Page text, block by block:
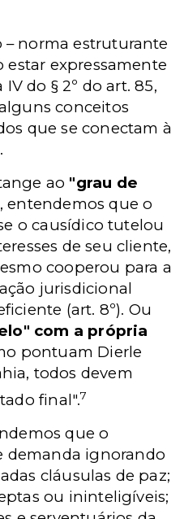
– norma estruturante
estar expressamente
do § 2º do art. 85,
conceitos
que se conectam à
ao "grau de
, entendemos que o
o causídico tutelou
de seu cliente,
cooperou para a
jurisdicional
(art. 8º). Ou
com a própria
pontuam Dierle
todos devem
final".7
que o
demanda ignorando
cláusulas de paz;
ou ininteligíveis;